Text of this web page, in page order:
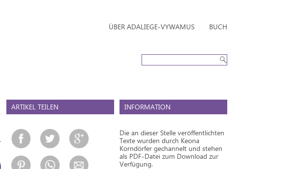
ÜBER ADALIEGE-VYWAMUS BUCH
ARTIKEL TEILEN INFORMATION
Die an dieser Stelle veröffentlichten
Texte wurden durch Keona
Korndörfer gechannelt und stehen
als PDF-Datei zum Download zur
Verfügung.